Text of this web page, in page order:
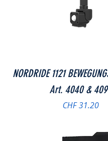
NORDRIDE 1121
Art. 4040 &
Preis
CHF 31.20